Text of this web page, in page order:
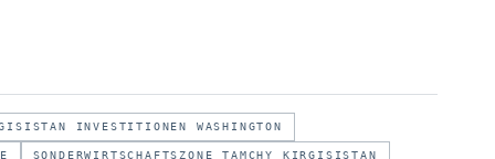
INVESTITIONEN WASHINGTON
SONDERWIRTSCHAFTSZONE TAMCHY KIRGISISTAN